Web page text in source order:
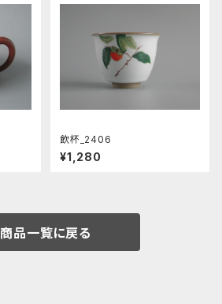
飲杯_2406
¥1,280
商品一覧に戻る